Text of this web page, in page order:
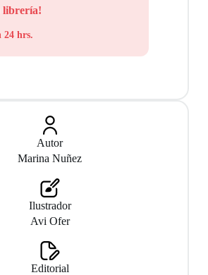
librería!
24 hrs.
Autor
Marina Nuñez
Ilustrador
Avi Ofer
Editorial